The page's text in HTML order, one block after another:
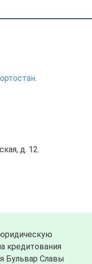
.
д. 12.
кредитования
Бульвар Славы